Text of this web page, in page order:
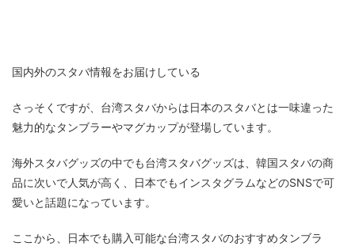
国内外のスタバ情報をお届けしている
さっそくですが、台湾スタバからは日本のスタバとは一味違った
魅力的なタンブラーやマグカップが登場しています。
海外スタバグッズの中でも台湾スタバグッズは、韓国スタバの商
品に次いで人気が高く、日本でもインスタグラムなどのSNSで可
愛いと話題になっています。
ここから、日本でも購入可能な台湾スタバのおすすめタンブラ